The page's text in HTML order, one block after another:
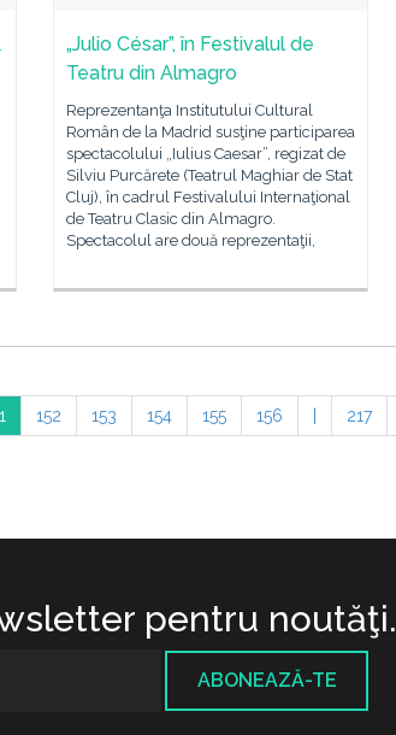
„Julio César”, în Festivalul de
Teatru din Almagro
Reprezentanţa Institutului Cultural
Român de la Madrid susţine participarea
spectacolului „Iulius Caesar”, regizat de
Silviu Purcărete (Teatrul Maghiar de Stat
Cluj), în cadrul Festivalului Internaţional
de Teatru Clasic din Almagro.
Spectacolul are două reprezentaţii,
152 153 154 155 156 217
pentru noutăţi.
ABONEAZĂ-TE